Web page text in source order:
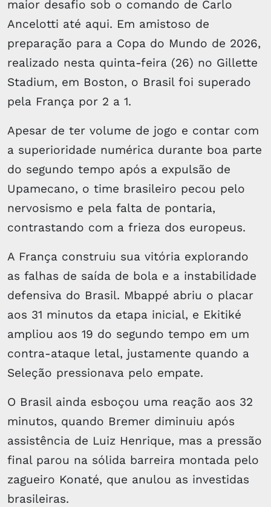
maior desafio sob o comando de Carlo
Ancelotti até aqui. Em amistoso de
preparação para a Copa do Mundo de 2026,
realizado nesta quinta-feira (26) no Gillette
Stadium, em Boston, o Brasil foi superado
pela França por 2 a 1.
Apesar de ter volume de jogo e contar com
a superioridade numérica durante boa parte
do segundo tempo após a expulsão de
Upamecano, o time brasileiro pecou pelo
nervosismo e pela falta de pontaria,
contrastando com a frieza dos europeus.
A França construiu sua vitória explorando
as falhas de saída de bola e a instabilidade
defensiva do Brasil. Mbappé abriu o placar
aos 31 minutos da etapa inicial, e Ekitiké
ampliou aos 19 do segundo tempo em um
contra-ataque letal, justamente quando a
Seleção pressionava pelo empate.
O Brasil ainda esboçou uma reação aos 32
minutos, quando Bremer diminuiu após
assistência de Luiz Henrique, mas a pressão
final parou na sólida barreira montada pelo
zagueiro Konaté, que anulou as investidas
brasileiras.